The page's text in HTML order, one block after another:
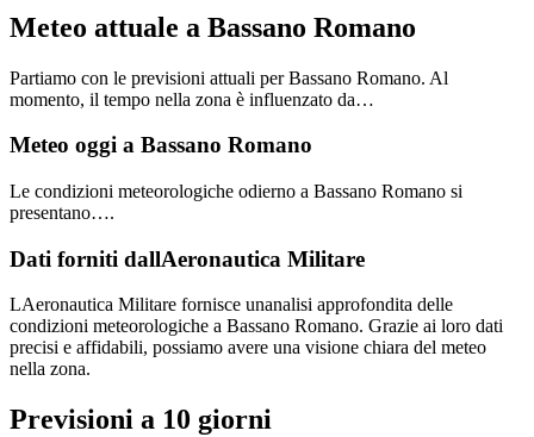
Meteo attuale a Bassano Romano
Partiamo con le previsioni attuali per Bassano Romano. Al
momento, il tempo nella zona è influenzato da…
Meteo oggi a Bassano Romano
Le condizioni meteorologiche odierno a Bassano Romano si
presentano….
Dati forniti dallAeronautica Militare
LAeronautica Militare fornisce unanalisi approfondita delle
condizioni meteorologiche a Bassano Romano. Grazie ai loro dati
precisi e affidabili, possiamo avere una visione chiara del meteo
nella zona.
Previsioni a 10 giorni